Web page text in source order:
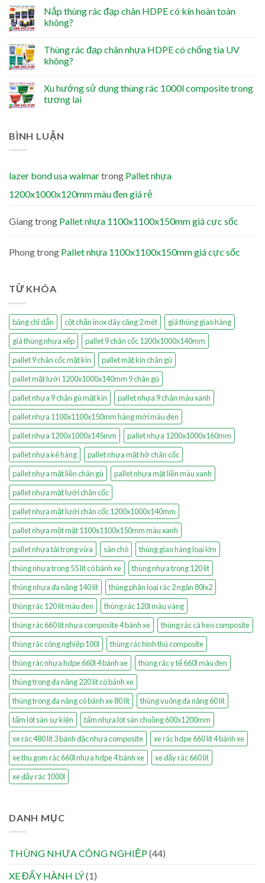
Nắp thùng rác đạp chân HDPE có kín hoàn toàn
không?
Thùng rác đạp chân nhựa HDPE có chống tia UV
không?
Xu hướng sử dụng thùng rác 1000l composite trong
tương lai
BÌNH LUẬN
lazer bond usa walmartrong Pallet nhựa
1200x1000x120mm màu đen giá rẻ
Giangtrong Pallet nhựa 1100x1100x150mm giá cực sốc
Phongtrong Pallet nhựa 1100x1100x150mm giá cực sốc
TỪ KHÓA
bảng chỉ dẫn cột chắn inox dây căng 2 mét
giá thùng giao hàng
giá thùng nhựa xếp
pallet 9 chân cốc 1200x1000x140mm
pallet 9 chân cốc mặt kín
pallet mặt kín chân gù
pallet mặt lưới 1200x1000x140mm 9 chân gù
pallet nhựa 9 chân gù mặt kín
pallet nhựa 9 chân màu xanh
pallet nhựa 1100x1100x150mm hàng mới màu đen
pallet nhựa 1200x1000x145mm
pallet nhựa 1200x1000x160mm
pallet nhựa kê hàng
pallet nhựa mặt hở chân cốc
pallet nhựa mặt liền chân gù
pallet nhựa mặt liền màu xanh
pallet nhựa mặt lưới chân cốc
pallet nhựa mặt lưới chân cốc 1200x1000x140mm
pallet nhựa một mặt 1100x1100x150mm màu xanh
pallet nhựa tải trọng vừa
sàn chó
thùng giao hàng loại lớn
thùng nhựa trong 55 lít có bánh xe
thùng nhựa trong 120 lít
thùng nhựa đa năng 140 lít
thùng phân loại rác 2 ngăn 80lx2
thùng rác 120 lít màu đen
thùng rác 120l màu vàng
thùng rác 660 lít nhựa composite 4 bánh xe
thùng rác cà heo composite
thùng rác công nghiệp 100l
thùng rác hình thú composite
thùng rác nhựa hdpe 660l 4 bánh xe
thùng rác y tế 660l màu đen
thùng trong đa năng 220 lít có bánh xe
thùng trong đa năng có bánh xe 80 lít
thùng vuông đa năng 60 lít
tấm lót sàn sự kiện
tấm nhựa lót sàn chuồng 600x1200mm
xe rác 480 lít 3 bánh đặc nhựa composite
xe rác hdpe 660 lít 4 bánh xe
xe thu gom rác 660l nhựa hdpe 4 bánh xe
xe đẩy rác 660 lít
xe đẩy rác 1000l
DANH MỤC
THÙNG NHỰA CÔNG NGHIỆP(44)
XE ĐẨY HÀNH LÝ(1)